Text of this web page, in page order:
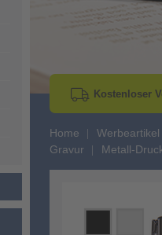
Kostenloser
Home
Gravur
Metall-